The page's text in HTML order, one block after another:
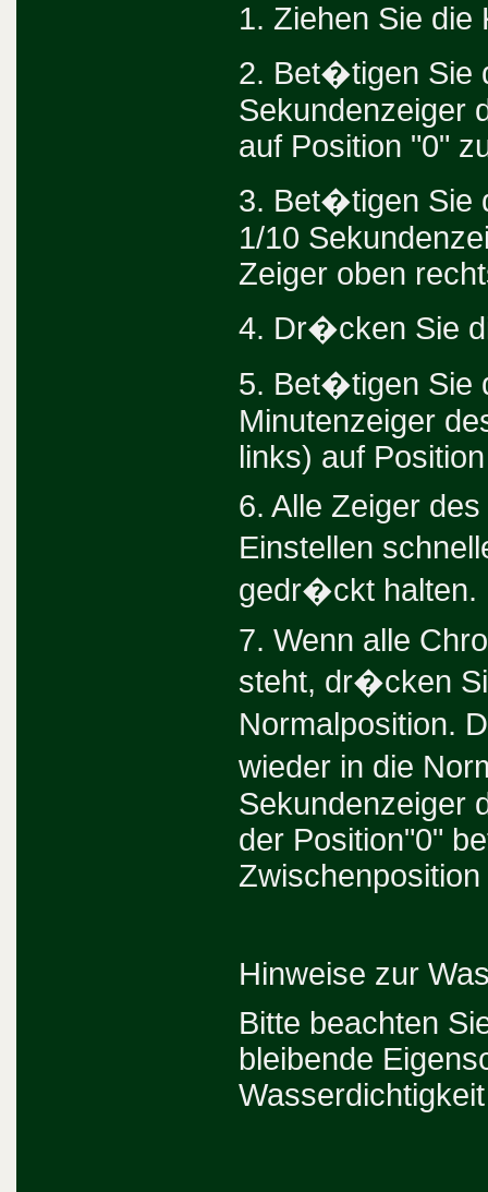
1. Ziehen Sie die
2. Bet�tigen Sie
Sekundenzeiger
auf Position "0"
3. Bet�tigen Sie
1/10
Zeiger oben
4. Dr�cken Sie
5. Bet�tigen Sie
Minutenzeiger
links) auf
6. Alle Zeiger
Einstellen
gedr�ckt halten.
7. Wenn alle
steht, dr�cken
Normalposition.
wieder in die
Sekundenzeiger
der Position"0"
Hinweise zur
Bitte beachten
bleibende